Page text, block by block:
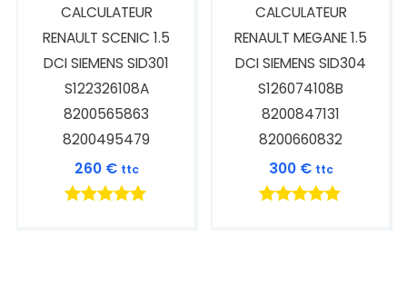
CALCULATEUR
RENAULT SCENIC 1.5
DCI SIEMENS SID301
S122326108A
8200565863
8200495479
260 € ttc
CALCULATEUR
RENAULT MEGANE 1.5
DCI SIEMENS SID304
S126074108B
8200847131
8200660832
300 € ttc